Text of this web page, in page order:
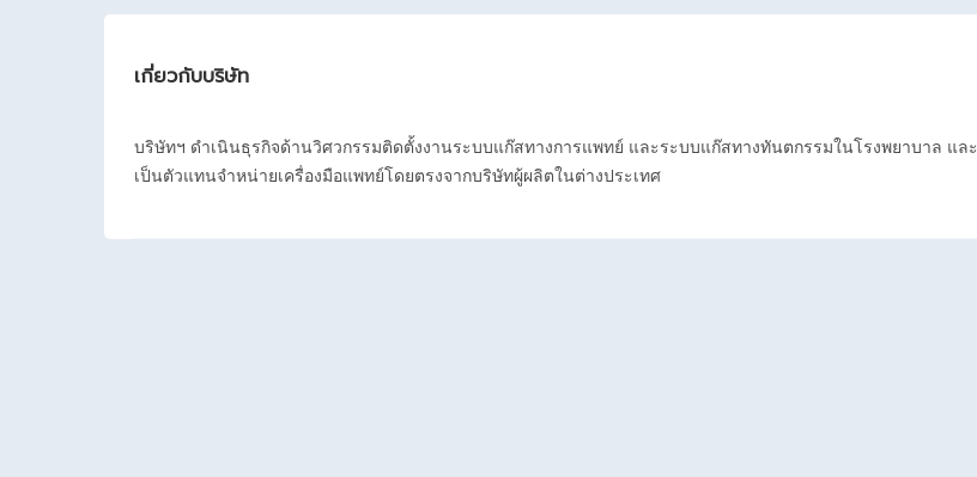
เกี่ยวกับบริษัท
บริษัทฯ ดำเนินธุรกิจด้านวิศวกรรมติดตั้งงานระบบแก๊สทางการแพทย์ และระบบแก๊สทางทันตกรรมในโรงพยาบาล และ
เป็นตัวแทนจำหน่ายเครื่องมือแพทย์โดยตรงจากบริษัทผู้ผลิตในต่างประเทศ